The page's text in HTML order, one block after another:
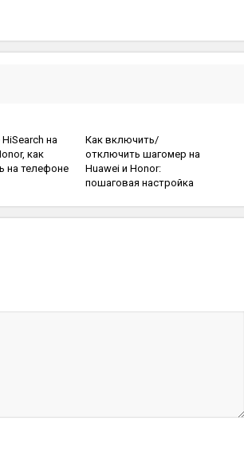
на
как
на телефоне
Как включить/
отключить шагомер на
Huawei и Honor:
пошаговая настройка